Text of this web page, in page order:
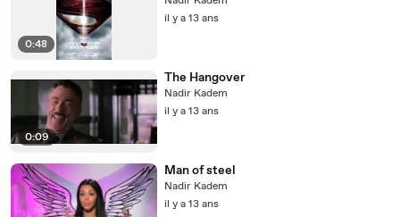
0:48
il y a 13 ans
0:09
The Hangover
Nadir Kadem
il y a 13 ans
Man of steel
Nadir Kadem
il y a 13 ans